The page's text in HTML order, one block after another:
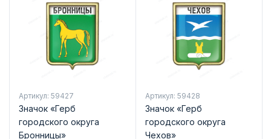
Артикул: 59427
Значок «Герб
городского округа
Бронницы»
Артикул: 59428
Значок «Герб
городского округа
Чехов»